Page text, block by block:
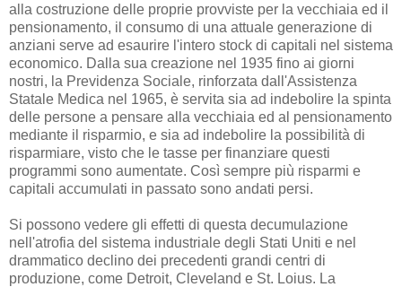
alla costruzione delle proprie provviste per la vecchiaia ed il
pensionamento, il consumo di una attuale generazione di
anziani serve ad esaurire l'intero stock di capitali nel sistema
economico. Dalla sua creazione nel 1935 fino ai giorni
nostri, la Previdenza Sociale, rinforzata dall'Assistenza
Statale Medica nel 1965, è servita sia ad indebolire la spinta
delle persone a pensare alla vecchiaia ed al pensionamento
mediante il risparmio, e sia ad indebolire la possibilità di
risparmiare, visto che le tasse per finanziare questi
programmi sono aumentate. Così sempre più risparmi e
capitali accumulati in passato sono andati persi.
Si possono vedere gli effetti di questa decumulazione
nell'atrofia del sistema industriale degli Stati Uniti e nel
drammatico declino dei precedenti grandi centri di
produzione, come Detroit, Cleveland e St. Loius. La